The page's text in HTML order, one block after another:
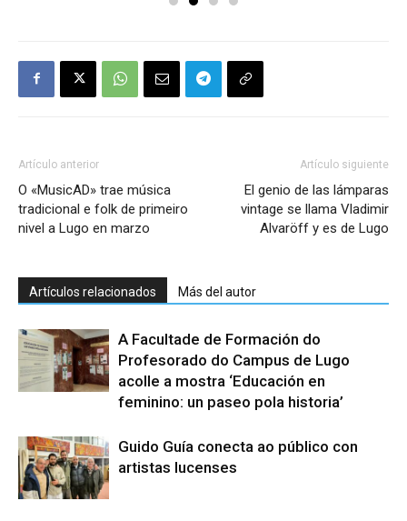
Artículo anterior
O «MusicAD» trae música
tradicional e folk de primeiro
nivel a Lugo en marzo
Artículo siguiente
El genio de las lámparas
vintage se llama Vladimir
Alvaröff y es de Lugo
Artículos relacionados Más del autor
A Facultade de Formación do
Profesorado do Campus de Lugo
acolle a mostra ‘Educación en
feminino: un paseo pola historia’
Guido Guía conecta ao público con
artistas lucenses